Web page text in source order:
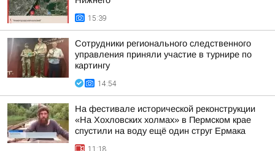
15:39
Сотрудники регионального следственного
управления приняли участие в турнире по
картингу
14:54
На фестивале исторической реконструкции
«На Хохловских холмах» в Пермском крае
спустили на воду ещё один струг Ермака
11:18